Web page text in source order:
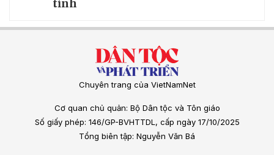
tỉnh
Chuyên trang của VietNamNet
Cơ quan chủ quản: Bộ Dân tộc và Tôn giáo
Số giấy phép: 146/GP-BVHTTDL, cấp ngày 17/10/2025
Tổng biên tập: Nguyễn Văn Bá